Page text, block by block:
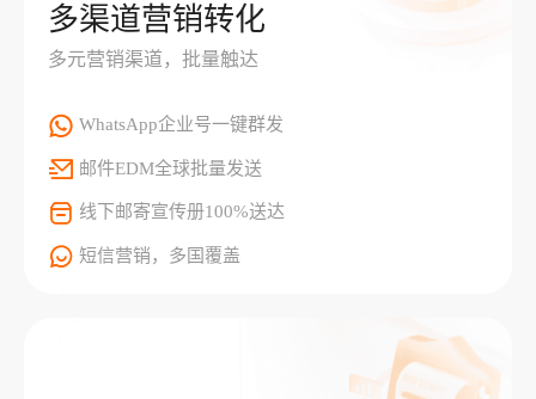
多渠道营销转化
多元营销渠道，批量触达
WhatsApp企业号一键群发
邮件EDM全球批量发送
线下邮寄宣传册100%送达
短信营销，多国覆盖